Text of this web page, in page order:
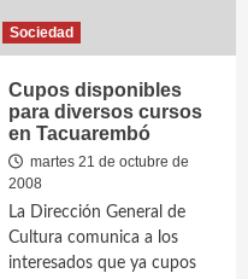
Sociedad
Cupos disponibles
para diversos cursos
en Tacuarembó
martes 21 de octubre de
2008
La Dirección General de
Cultura comunica a los
interesados que ya cupos